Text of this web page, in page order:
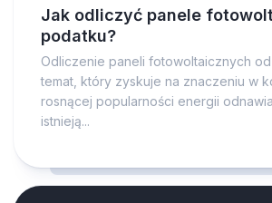
Jak odliczyć panele
podatku?
Odliczenie paneli fotowoltaicznych
temat, który zyskuje na znaczeniu w
rosnącej popularności energii
istnieją...